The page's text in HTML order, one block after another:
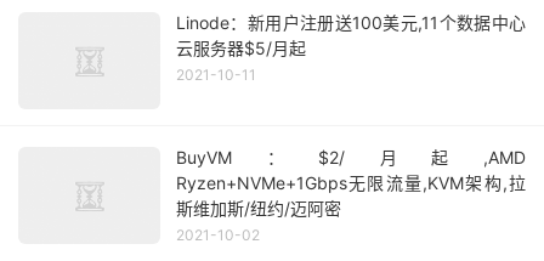
Linode：新用户注册送100美元,11个数据中心
云服务器$5/月起
2021-10-11
BuyVM：$2/月起,AMD
Ryzen+NVMe+1Gbps无限流量,KVM架构,拉
斯维加斯/纽约/迈阿密
2021-10-02